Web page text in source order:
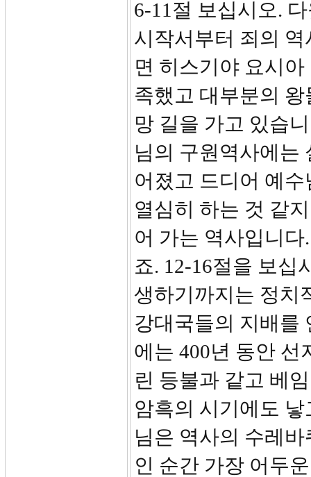
6-11절 보십시오.
시작서부터 죄의
면 히스기야 요시
족했고 대부분의
망 길을 가고 있습
님의 구원역사에는
어졌고 드디어 예
열심히 하는 것 같
어 가는 역사입니
죠. 12-16절을 보십
생하기까지는 정치
강대국들의 지배를
에는 400년 동안 선
린 등불과 같고 베
암흑의 시기에도
님은 역사의 수레
인 순간 가장 어두